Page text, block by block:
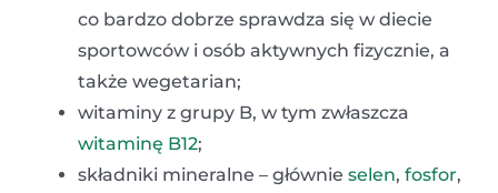
co bardzo dobrze sprawdza się w diecie
sportowców i osób aktywnych fizycznie, a
także wegetarian;
witaminy z grupy B, w tym zwłaszcza
witaminę B12;
składniki mineralne – głównie selen, fosfor,